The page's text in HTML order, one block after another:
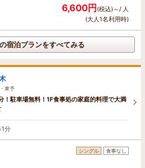
6,600円(税込)～/ 人
(大人1名利用時)
宿泊プランをすべてみる
東予
！駐車場無料！1F食事処の家庭的料理で大満
分
シングル 食事なし